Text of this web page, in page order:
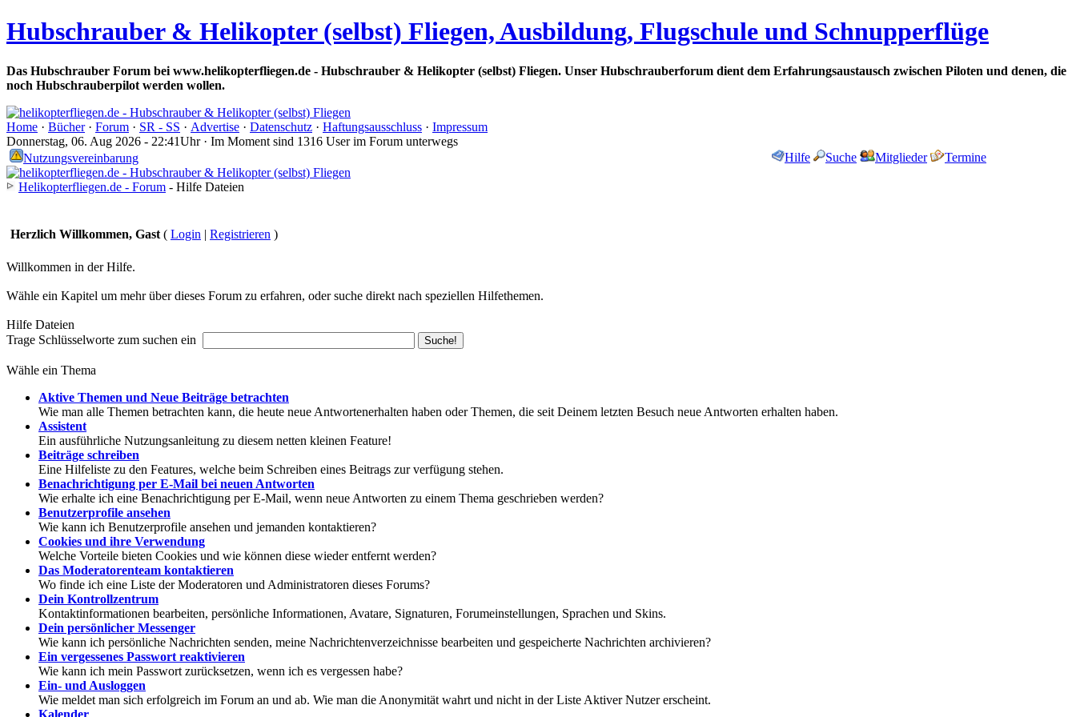
Hubschrauber & Helikopter (selbst) Fliegen, Ausbildung, Flugschule und Schnupperflüge
Das Hubschrauber Forum bei www.helikopterfliegen.de - Hubschrauber & Helikopter (selbst) Fliegen. Unser Hubschrauberforum dient dem Erfahrungsaustausch zwischen Piloten und denen, die
noch Hubschrauberpilot werden wollen.
Home · Bücher· Forum · SR - SS · Advertise · Datenschutz · Haftungsausschluss · Impressum
Donnerstag, 06. Aug 2026 - 22:41Uhr · Im Moment sind 1316 User im Forum unterwegs
Nutzungsvereinbarung
Hilfe Suche Mitglieder Termine
Helikopterfliegen.de - Forum - Hilfe Dateien
Herzlich Willkommen, Gast ( Login | Registrieren )
Willkommen in der Hilfe.
Wähle ein Kapitel um mehr über dieses Forum zu erfahren, oder suche direkt nach speziellen Hilfethemen.
Hilfe Dateien
Trage Schlüsselworte zum suchen ein
Wähle ein Thema
Aktive Themen und Neue Beiträge betrachten
Wie man alle Themen betrachten kann, die heute neue Antwortenerhalten haben oder Themen, die seit Deinem letzten Besuch neue Antworten erhalten haben.
Assistent
Ein ausführliche Nutzungsanleitung zu diesem netten kleinen Feature!
Beiträge schreiben
Eine Hilfeliste zu den Features, welche beim Schreiben eines Beitrags zur verfügung stehen.
Benachrichtigung per E-Mail bei neuen Antworten
Wie erhalte ich eine Benachrichtigung per E-Mail, wenn neue Antworten zu einem Thema geschrieben werden?
Benutzerprofile ansehen
Wie kann ich Benutzerprofile ansehen und jemanden kontaktieren?
Cookies und ihre Verwendung
Welche Vorteile bieten Cookies und wie können diese wieder entfernt werden?
Das Moderatorenteam kontaktieren
Wo finde ich eine Liste der Moderatoren und Administratoren dieses Forums?
Dein Kontrollzentrum
Kontaktinformationen bearbeiten, persönliche Informationen, Avatare, Signaturen, Forumeinstellungen, Sprachen und Skins.
Dein persönlicher Messenger
Wie kann ich persönliche Nachrichten senden, meine Nachrichtenverzeichnisse bearbeiten und gespeicherte Nachrichten archivieren?
Ein vergessenes Passwort reaktivieren
Wie kann ich mein Passwort zurücksetzen, wenn ich es vergessen habe?
Ein- und Ausloggen
Wie meldet man sich erfolgreich im Forum an und ab. Wie man die Anonymität wahrt und nicht in der Liste Aktiver Nutzer erscheint.
Kalender